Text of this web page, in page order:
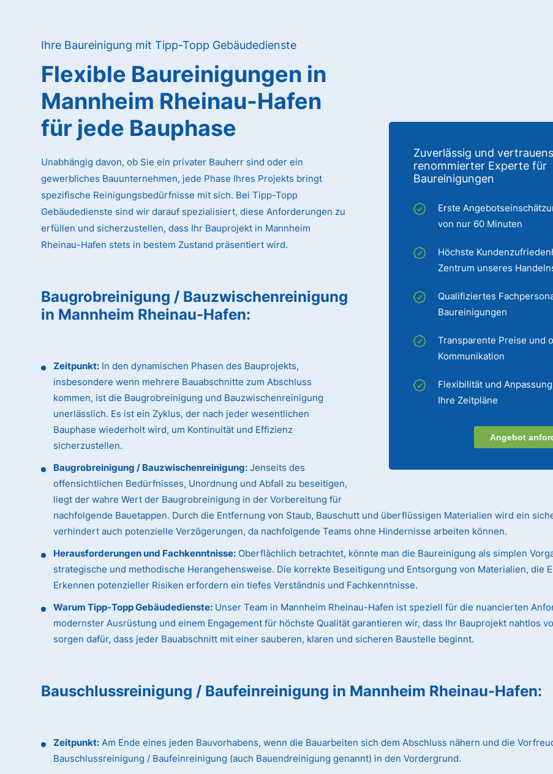
Ihre Baureinigung mit Tipp-Topp Gebäudedienste
Zuverlässig und
renommierter Experte für
Baureinigungen
Erste
von nur 60 Minuten
Höchste
Zentrum unseres
Qualifiziertes
Baureinigungen
Transparente Preise und
Kommunikation
Flexibilität und
Ihre Zeitpläne
Angebot
Flexible Baureinigungen in
Mannheim Rheinau-Hafen
für jede Bauphase
Unabhängig davon, ob Sie ein privater Bauherr sind oder ein
gewerbliches Bauunternehmen, jede Phase Ihres Projekts bringt
spezifische Reinigungsbedürfnisse mit sich. Bei Tipp-Topp
Gebäudedienste sind wir darauf spezialisiert, diese Anforderungen zu
erfüllen und sicherzustellen, dass Ihr Bauprojekt in Mannheim
Rheinau-Hafen stets in bestem Zustand präsentiert wird.
Baugrobreinigung / Bauzwischenreinigung
in Mannheim Rheinau-Hafen:
Zeitpunkt: In den dynamischen Phasen des Bauprojekts,
insbesondere wenn mehrere Bauabschnitte zum Abschluss
kommen, ist die Baugrobreinigung und Bauzwischenreinigung
unerlässlich. Es ist ein Zyklus, der nach jeder wesentlichen
Bauphase wiederholt wird, um Kontinuität und Effizienz
sicherzustellen.
Baugrobreinigung / Bauzwischenreinigung: Jenseits des
offensichtlichen Bedürfnisses, Unordnung und Abfall zu beseitigen,
liegt der wahre Wert der Baugrobreinigung in der Vorbereitung für
nachfolgende Bauetappen. Durch die Entfernung von Staub, Bauschutt und überflüssigen Materialien wird ein
verhindert auch potenzielle Verzögerungen, da nachfolgende Teams ohne Hindernisse arbeiten können.
Herausforderungen und Fachkenntnisse: Oberflächlich betrachtet, könnte man die Baureinigung als simplen
strategische und methodische Herangehensweise. Die korrekte Beseitigung und Entsorgung von Materialien, die
Erkennen potenzieller Risiken erfordern ein tiefes Verständnis und Fachkenntnisse.
Warum Tipp-Topp Gebäudedienste: Unser Team in Mannheim Rheinau-Hafen ist speziell für die nuancierten
modernster Ausrüstung und einem Engagement für höchste Qualität garantieren wir, dass Ihr Bauprojekt nahtlos
sorgen dafür, dass jeder Bauabschnitt mit einer sauberen, klaren und sicheren Baustelle beginnt.
Bauschlussreinigung / Baufeinreinigung in Mannheim Rheinau-Hafen:
Zeitpunkt: Am Ende eines jeden Bauvorhabens, wenn die Bauarbeiten sich dem Abschluss nähern und die
Bauschlussreinigung / Baufeinreinigung (auch Bauendreinigung genannt) in den Vordergrund.